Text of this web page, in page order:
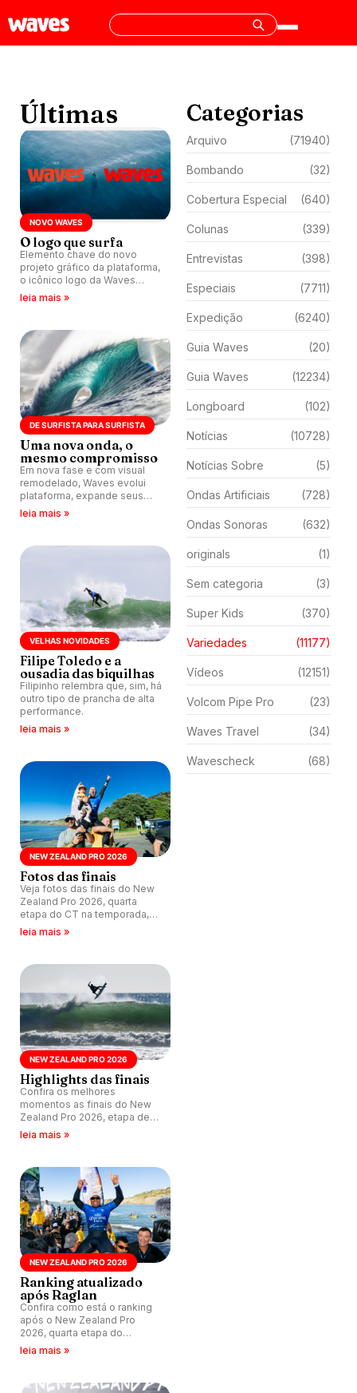
Últimas
NOVO WAVES
O logo que surfa
Elemento chave do novo
projeto gráfico da plataforma,
o icônico logo da Waves
ganha forma de ondulação.
leia mais »
DE SURFISTA PARA SURFISTA
Uma nova onda, o
mesmo compromisso
Em nova fase e com visual
remodelado, Waves evolui
plataforma, expande seus
produtos e reafirma o
surfistas estejam no lugar
certo, na hora certa.
leia mais »
VELHAS NOVIDADES
Filipe Toledo e a
ousadia das biquilhas
Filipinho relembra que, sim, há
outro tipo de prancha de alta
performance.
leia mais »
NEW ZEALAND PRO 2026
Fotos das finais
Veja fotos das finais do New
Zealand Pro 2026, quarta
etapa do CT na temporada,
realizada nas ondas de Manu
leia mais »
NEW ZEALAND PRO 2026
Highlights das finais
Confira os melhores
momentos as finais do New
Zealand Pro 2026, etapa de
número 4 do CT na
Raglan, Nova Zelândia.
leia mais »
NEW ZEALAND PRO 2026
Ranking atualizado
após Raglan
Confira como está o ranking
após o New Zealand Pro
2026, quarta etapa do
Championship Tour na
Nova Zelândia.
leia mais »
Categorias
Arquivo (71940)
Bombando (32)
Cobertura Especial (640)
Colunas (339)
Entrevistas (398)
Especiais (7711)
Expedição (6240)
Guia Waves (20)
Guia Waves (12234)
Longboard (102)
Notícias (10728)
Notícias Sobre (5)
Ondas Artificiais (728)
Ondas Sonoras (632)
originals (1)
Sem categoria (3)
Super Kids (370)
Variedades (11177)
Vídeos (12151)
Volcom Pipe Pro (23)
Waves Travel (34)
Wavescheck (68)